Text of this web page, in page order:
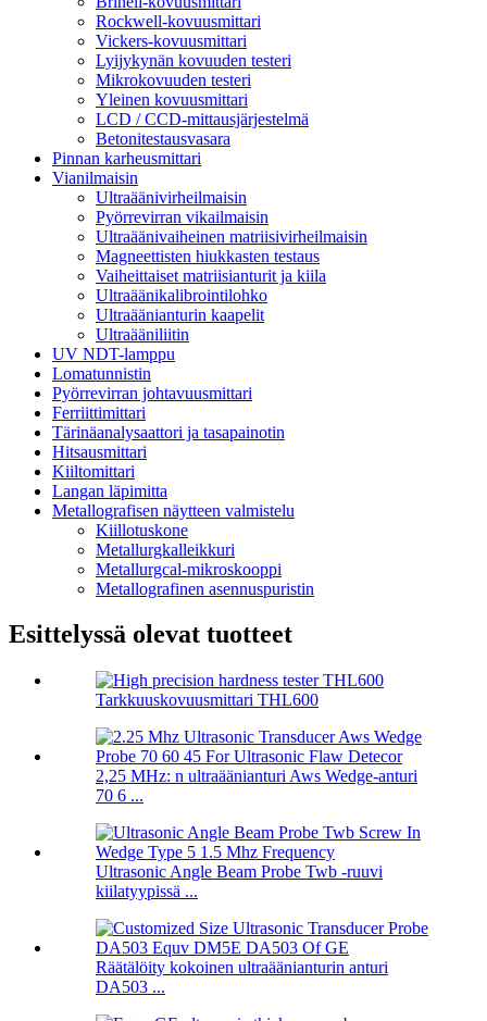
Rockwell-kovuusmittari
Vickers-kovuusmittari
Lyijykynän kovuuden testeri
Mikrokovuuden testeri
Yleinen kovuusmittari
LCD / CCD-mittausjärjestelmä
Betonitestausvasara
Pinnan karheusmittari
Vianilmaisin
Ultraäänivirheilmaisin
Pyörrevirran vikailmaisin
Ultraäänivaiheinen matriisivirheilmaisin
Magneettisten hiukkasten testaus
Vaiheittaiset matriisianturit ja kiila
Ultraäänikalibrointilohko
Ultraäänianturin kaapelit
Ultraääniliitin
UV NDT-lamppu
Lomatunnistin
Pyörrevirran johtavuusmittari
Ferriittimittari
Tärinäanalysaattori ja tasapainotin
Hitsausmittari
Kiiltomittari
Langan läpimitta
Metallografisen näytteen valmistelu
Kiillotuskone
Metallurgkalleikkuri
Metallurgcal-mikroskooppi
Metallografinen asennuspuristin
Esittelyssä olevat tuotteet
Tarkkuuskovuusmittari THL600
2,25 MHz: n ultraäänianturi Aws Wedge-anturi
70 6 ...
Ultrasonic Angle Beam Probe Twb -ruuvi
kiilatyypissä ...
Räätälöity kokoinen ultraäänianturin anturi
DA503 ...